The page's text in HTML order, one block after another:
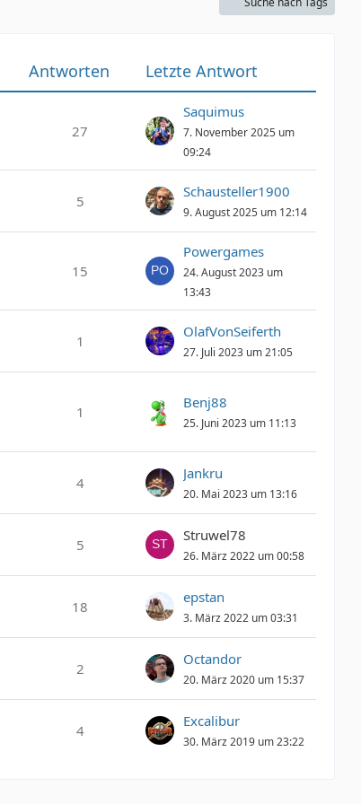
Antworten Letzte Antwort
27
Saquimus
7. November 2025 um
09:24
5
Schausteller1900
9. August 2025 um 12:14
15
Powergames
24. August 2023 um
13:43
1
OlafVonSeiferth
27. Juli 2023 um 21:05
1
Benj88
25. Juni 2023 um 11:13
4
Jankru
20. Mai 2023 um 13:16
5
Struwel78
26. März 2022 um 00:58
18
epstan
3. März 2022 um 03:31
2
Octandor
20. März 2020 um 15:37
4
Excalibur
30. März 2019 um 23:22